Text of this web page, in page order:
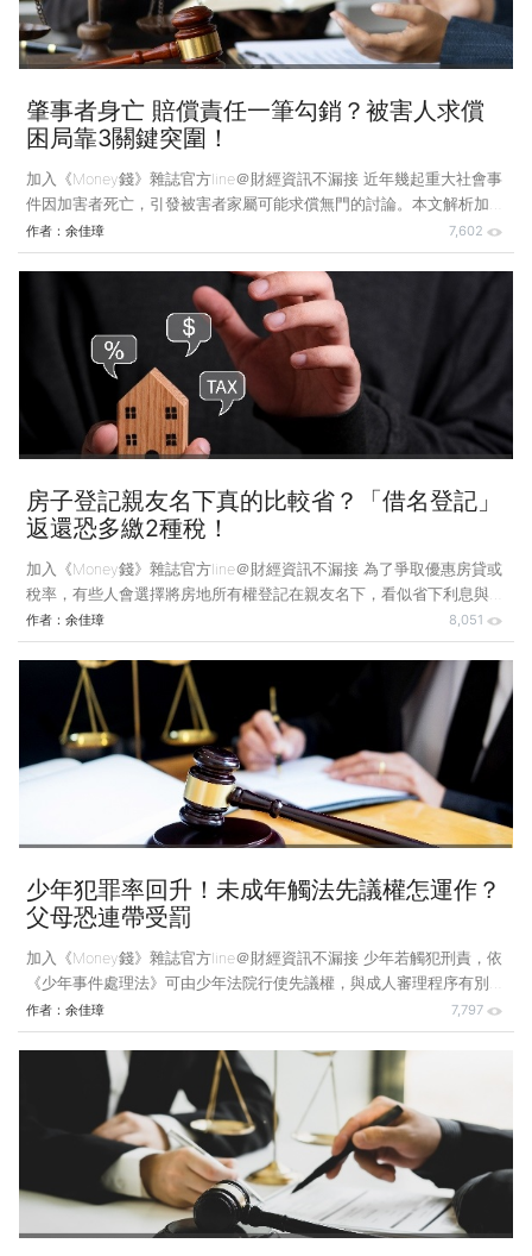
肇事者身亡 賠償責任一筆勾銷？被害人求償
困局靠3關鍵突圍！
加入《Money錢》雜誌官方line＠財經資訊不漏接 近年幾起重大社會事
件因加害者死亡，引發被害者家屬可能求償無門的討論。本文解析加害
者家屬的賠償責任範圍，與受害者家屬求償的正確法律路徑，助其在悲
痛中捍衛應有權益。 案例說明：肇事者家屬拋棄繼承 可躲過賠償責
任？ 小明某日於騎機車上班途中，遇後方A車任意變換車道及超速行
駛，竟遭其因猛烈撞擊而不治身亡，A車車主亦因事故後又撞擊路旁護
欄翻車，當場喪生。小明的妻子側面得知A車車主家境不錯，但其家屬
於車禍案發後，隨即辦理拋棄繼承，讓小明妻子相當氣憤，想要對A車
車主家屬提告，並且求償600萬元，因此託人找律師協助
作者： 余佳璋 7,602
房子登記親友名下真的比較省？「借名登記」
返還恐多繳2種稅！
加入《Money錢》雜誌官方line＠財經資訊不漏接 為了爭取優惠房貸或
稅率，有些人會選擇將房地所有權登記在親友名下，看似省下利息與稅
負，卻可能在返還或繼承時衍生額外稅務成本，不可不慎。 案例說
明：請親友返還房地竟要補稅？ 王先生於2015年購買了一處房地，當
初為了獲得較優惠的房貸條件，便跟在公家機關工作的姊姊說好，將房
地登記在她的名下，以便適用公教人員房貸優惠利率。未料王先生在
2021年時因一場車禍不幸身亡，王太太請姊姊歸還該筆房地未果，只
好在2022年向姊姊提出訴訟。 因借名登記時，王先生曾與姊姊簽訂契
約，且金流等情形也證明該房地的稅費皆由王先生
作者： 余佳璋 8,051
少年犯罪率回升！未成年觸法先議權怎運作？
父母恐連帶受罰
加入《Money錢》雜誌官方line＠財經資訊不漏接 少年若觸犯刑責，依
《少年事件處理法》可由少年法院行使先議權，與成人審理程序有別，
然近年少年犯罪率上升，家長宜留意管教避免孩子觸法，否則家長可能
連帶受到裁罰。 案例說明：少年犯罪審理流程與成年人有別 18歲的
小帥因缺錢花用，受某詐騙集團誘惑而參與其活動，擔任提領款項的車
手遭到警方逮捕。法院審理後，發現檢察官偵查時，小帥雖已年滿18
歲，惟仍未滿20歲，應依《少年事件處理法》施行細則第7條第1項規
定，將案件移送管轄之少年法院（庭）行使先議權，不得逕行向法院提
起公訴。故對此做出「諭知不受理」的判決。
作者： 余佳璋 7,797